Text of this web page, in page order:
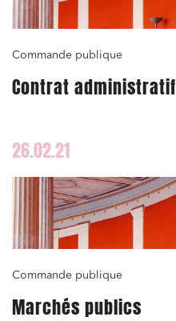
Commande publique
Contrat administratif
26.02.21
Commande publique
Marchés publics